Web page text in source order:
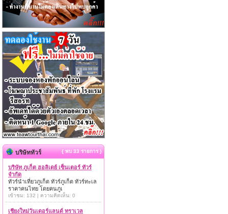
บริษัททัวร์ { พบ 33 รายการ }
บริษัท ภูเก็ต ฮอลิเดย์ เซ็นเตอร์ ทัวร์
จำกัด
ทัวร์นำเที่ยวภูเก็ต ทัวร์ภูเก็ต ทัวร์ทะเล
ราคาคนไทย โดยคนภูเ
เข้าชม: 132 | ความคิดเห็น: 0
เชียงใหม่วันเดอร์แลนด์ ทราเวล